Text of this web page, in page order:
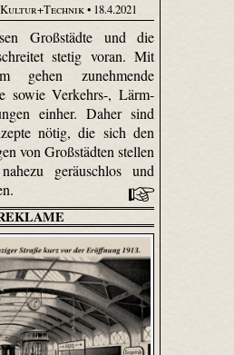
• 18.4.2021
Großstädte und die
stetig voran. Mit
gehen zunehmende
sowie Verkehrs-, Lärm-
einher. Daher sind
nötig, die sich den
von Großstädten stellen
geräuschlos und